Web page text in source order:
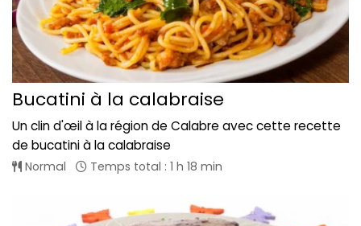
Bucatini à la calabraise
Un clin d'œil à la région de Calabre avec cette recette
de bucatini à la calabraise
Normal Temps total : 1 h 18 min